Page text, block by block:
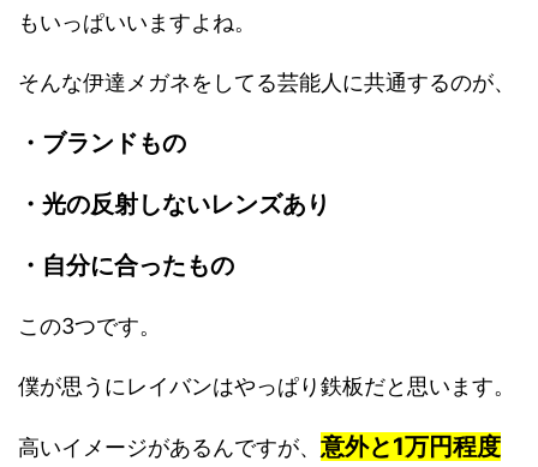
もいっぱいいますよね。
そんな伊達メガネをしてる芸能人に共通するのが、
・ブランドもの
・光の反射しないレンズあり
・自分に合ったもの
この3つです。
僕が思うにレイバンはやっぱり鉄板だと思います。
高いイメージがあるんですが、 意外と1万円程度